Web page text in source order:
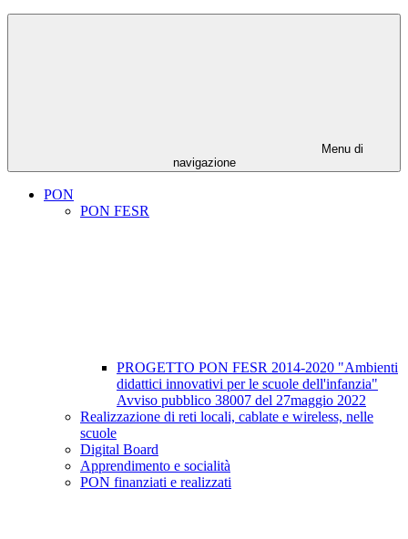
Menu di
navigazione
PON
PON FESR
PROGETTO PON FESR 2014-2020 "Ambienti
didattici innovativi per le scuole dell'infanzia"
Avviso pubblico 38007 del 27maggio 2022
Realizzazione di reti locali, cablate e wireless, nelle
scuole
Digital Board
Apprendimento e socialità
PON finanziati e realizzati